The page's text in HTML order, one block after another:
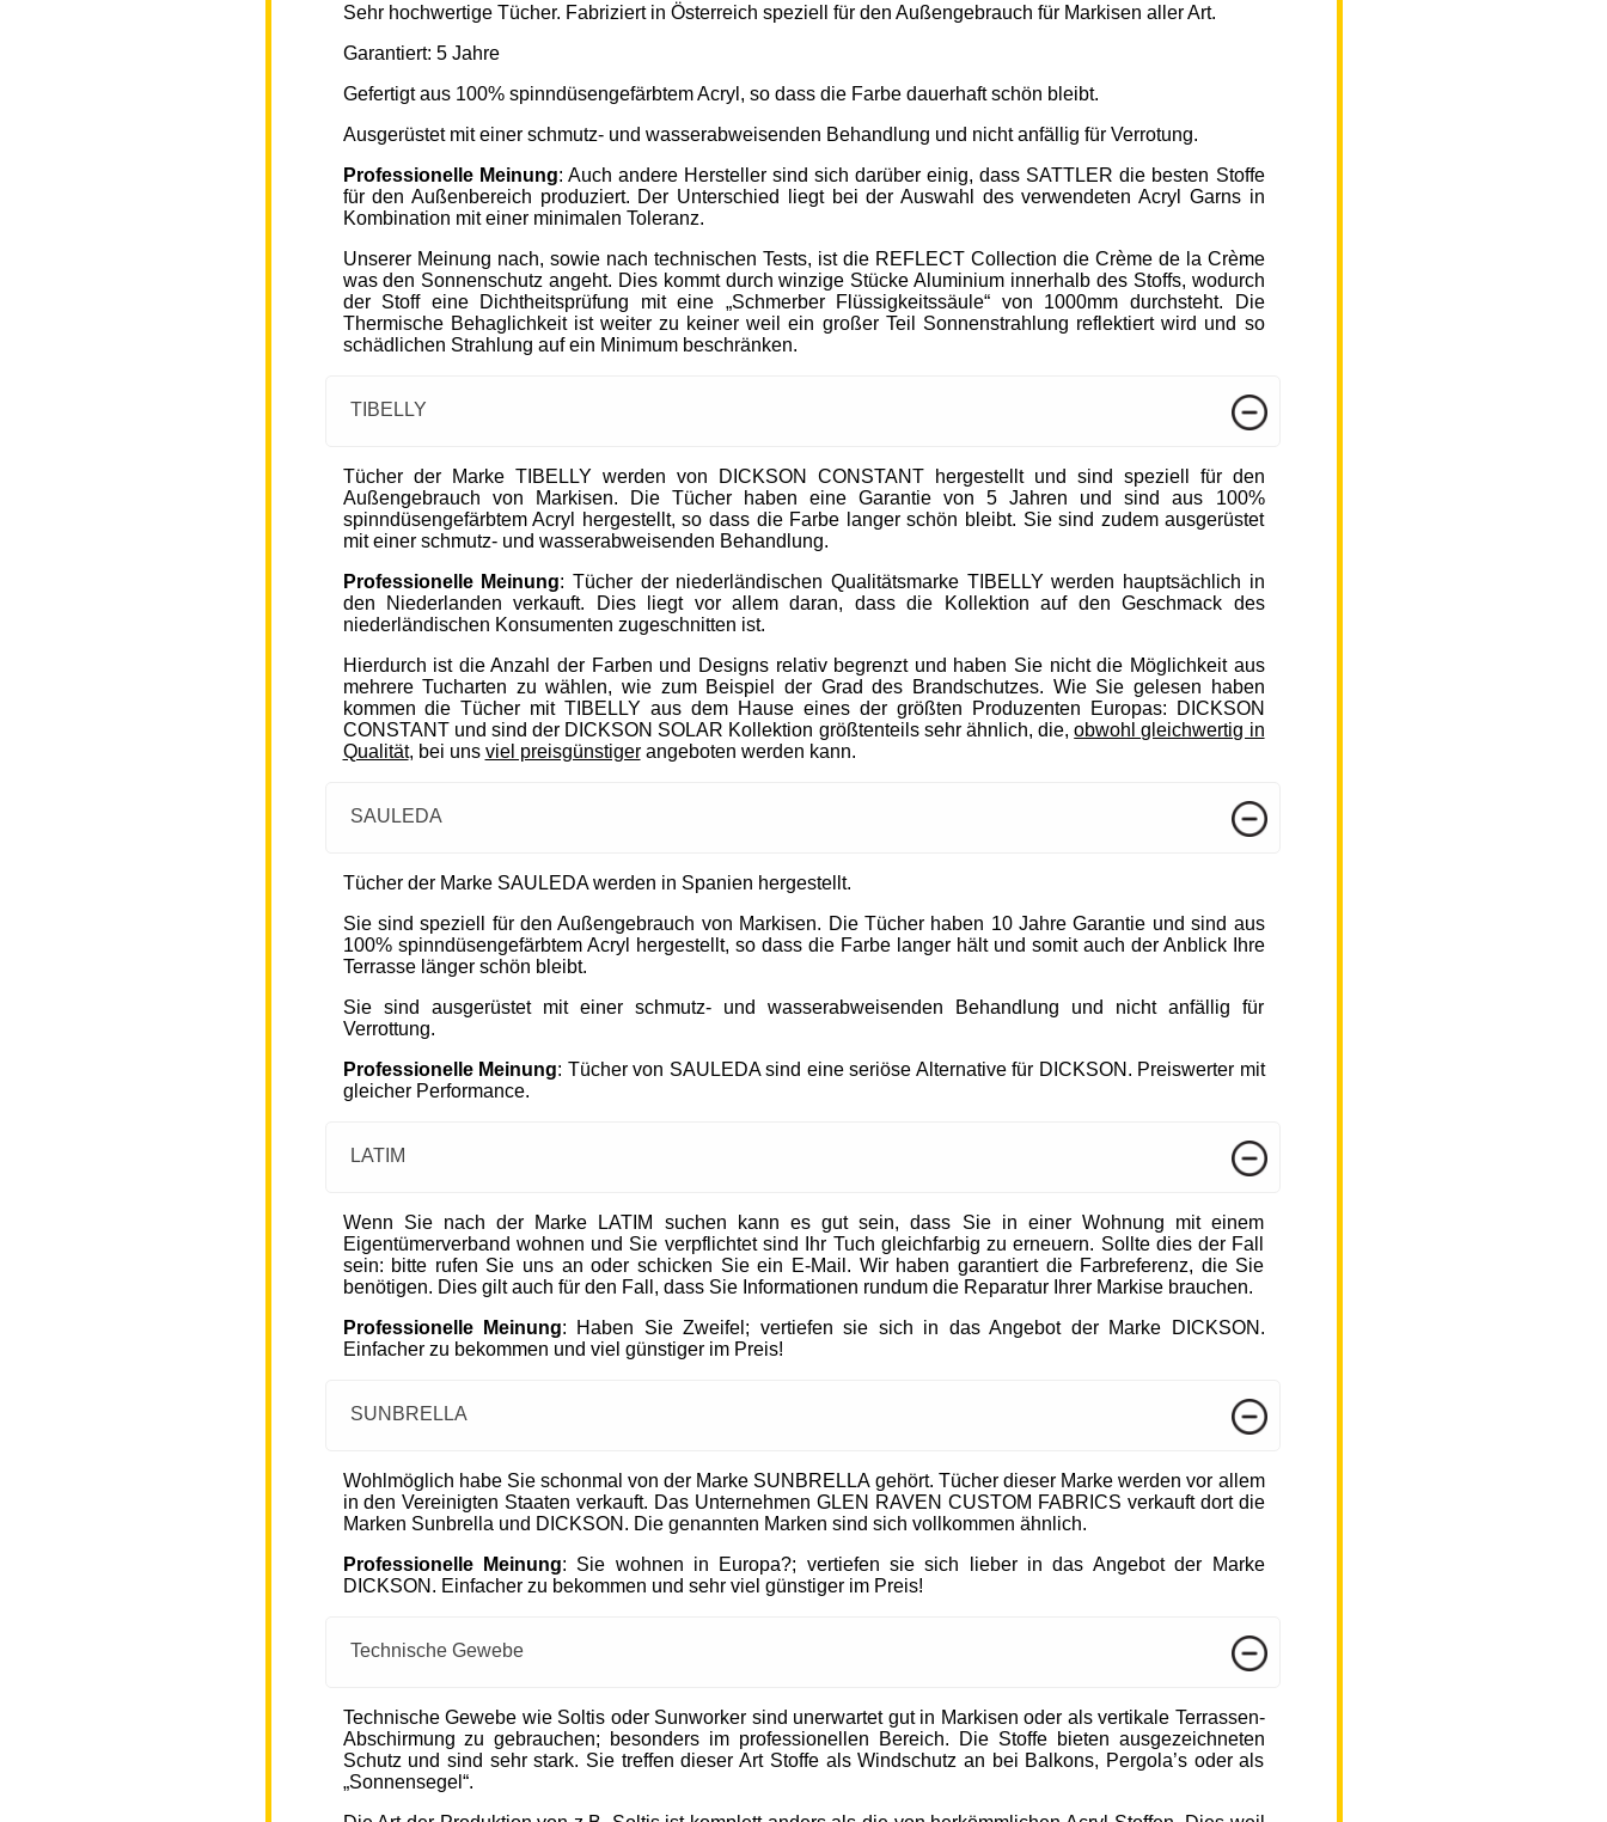
Sehr hochwertige Tücher. Fabriziert in Österreich speziell für den Außengebrauch für Markisen aller Art.
Garantiert: 5 Jahre
Gefertigt aus 100% spinndüsengefärbtem Acryl, so dass die Farbe dauerhaft schön bleibt.
Ausgerüstet mit einer schmutz- und wasserabweisenden Behandlung und nicht anfällig für Verrotung.
Professionelle Meinung: Auch andere Hersteller sind sich darüber einig, dass SATTLER die besten Stoffe
für den Außenbereich produziert. Der Unterschied liegt bei der Auswahl des verwendeten Acryl Garns in
Kombination mit einer minimalen Toleranz.
Unserer Meinung nach, sowie nach technischen Tests, ist die REFLECT Collection die Crème de la Crème
was den Sonnenschutz angeht. Dies kommt durch winzige Stücke Aluminium innerhalb des Stoffs, wodurch
der Stoff eine Dichtheitsprüfung mit eine „Schmerber Flüssigkeitssäule“ von 1000mm durchsteht. Die
Thermische Behaglichkeit ist weiter zu keiner weil ein großer Teil Sonnenstrahlung reflektiert wird und so
schädlichen Strahlung auf ein Minimum beschränken.
TIBELLY
Tücher der Marke TIBELLY werden von DICKSON CONSTANT hergestellt und sind speziell für den
Außengebrauch von Markisen. Die Tücher haben eine Garantie von 5 Jahren und sind aus 100%
spinndüsengefärbtem Acryl hergestellt, so dass die Farbe langer schön bleibt. Sie sind zudem ausgerüstet
mit einer schmutz- und wasserabweisenden Behandlung.
Professionelle Meinung: Tücher der niederländischen Qualitätsmarke TIBELLY werden hauptsächlich in
den Niederlanden verkauft. Dies liegt vor allem daran, dass die Kollektion auf den Geschmack des
niederländischen Konsumenten zugeschnitten ist.
Hierdurch ist die Anzahl der Farben und Designs relativ begrenzt und haben Sie nicht die Möglichkeit aus
mehrere Tucharten zu wählen, wie zum Beispiel der Grad des Brandschutzes. Wie Sie gelesen haben
kommen die Tücher mit TIBELLY aus dem Hause eines der größten Produzenten Europas: DICKSON
CONSTANT und sind der DICKSON SOLAR Kollektion größtenteils sehr ähnlich, die,obwohl gleichwertig in
Qualität, bei uns viel preisgünstigerangeboten werden kann.
SAULEDA
Tücher der Marke SAULEDA werden in Spanien hergestellt.
Sie sind speziell für den Außengebrauch von Markisen. Die Tücher haben 10 Jahre Garantie und sind aus
100% spinndüsengefärbtem Acryl hergestellt, so dass die Farbe langer hält und somit auch der Anblick Ihre
Terrasse länger schön bleibt.
Sie sind ausgerüstet mit einer schmutz- und wasserabweisenden Behandlung und nicht anfällig für
Verrottung.
Professionelle Meinung: Tücher von SAULEDA sind eine seriöse Alternative für DICKSON. Preiswerter mit
gleicher Performance.
LATIM
Wenn Sie nach der Marke LATIM suchen kann es gut sein, dass Sie in einer Wohnung mit einem
Eigentümerverband wohnen und Sie verpflichtet sind Ihr Tuch gleichfarbig zu erneuern. Sollte dies der Fall
sein: bitte rufen Sie uns an oder schicken Sie ein E-Mail. Wir haben garantiert die Farbreferenz, die Sie
benötigen. Dies gilt auch für den Fall, dass Sie Informationen rundum die Reparatur Ihrer Markise brauchen.
Professionelle Meinung: Haben Sie Zweifel; vertiefen sie sich in das Angebot der Marke DICKSON.
Einfacher zu bekommen und viel günstiger im Preis!
SUNBRELLA
Wohlmöglich habe Sie schonmal von der Marke SUNBRELLA gehört. Tücher dieser Marke werden vor allem
in den Vereinigten Staaten verkauft. Das Unternehmen GLEN RAVEN CUSTOM FABRICS verkauft dort die
Marken Sunbrella und DICKSON. Die genannten Marken sind sich vollkommen ähnlich.
Professionelle Meinung: Sie wohnen in Europa?; vertiefen sie sich lieber in das Angebot der Marke
DICKSON. Einfacher zu bekommen und sehr viel günstiger im Preis!
Technische Gewebe
Technische Gewebe wie Soltis oder Sunworker sind unerwartet gut in Markisen oder als vertikale Terrassen-
Abschirmung zu gebrauchen; besonders im professionellen Bereich. Die Stoffe bieten ausgezeichneten
Schutz und sind sehr stark. Sie treffen dieser Art Stoffe als Windschutz an bei Balkons, Pergola’s oder als
„Sonnensegel“.